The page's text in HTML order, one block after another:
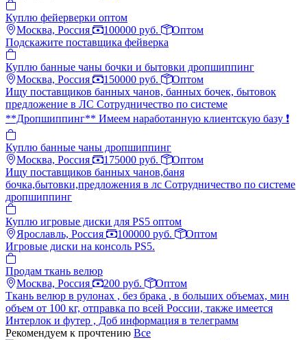
Куплю фейерверки оптом
Москва, Россия
100000 руб.
Оптом
Подскажите поставщика фейверка
Куплю банные чаны бочки и бытовки дропшиппинг
Москва, Россия
150000 руб.
Оптом
Ищу поставщиков банных чанов, банных бочек, бытовок
предложение в ЛС Сотрудничество по системе
**Дропшиппинг** Имеем наработанную клиентскую базу ❗️
Куплю банные чаны дропшиппинг
Москва, Россия
175000 руб.
Оптом
Ищу поставщиков банных чанов,баня
бочка,бытовки,предложения в лс Сотрудничество по системе
дропшиппинг
Куплю игровые диски для PS5 оптом
Ярославль, Россия
100000 руб.
Оптом
Игровые диски на консоль PS5.
Продам ткань велюр
Москва, Россия
200 руб.
Оптом
Ткань велюр в рулонах , без брака , в больших объемах, мин
объем от 100 кг, отправка по всей России, также имеется
Интерлок и футер , Доб информация в телеграмм
Рекомендуем к прочтению Все